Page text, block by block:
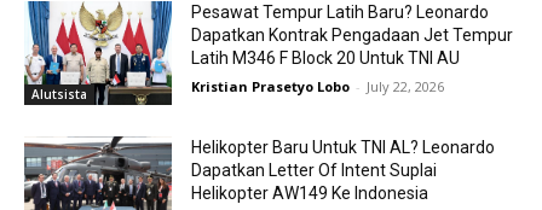
Alutsista
Pesawat Tempur Latih Baru? Leonardo
Dapatkan Kontrak Pengadaan Jet Tempur
Latih M346 F Block 20 Untuk TNI AU
Kristian Prasetyo Lobo - July 22, 2026
Helikopter Baru Untuk TNI AL? Leonardo
Dapatkan Letter Of Intent Suplai
Helikopter AW149 Ke Indonesia